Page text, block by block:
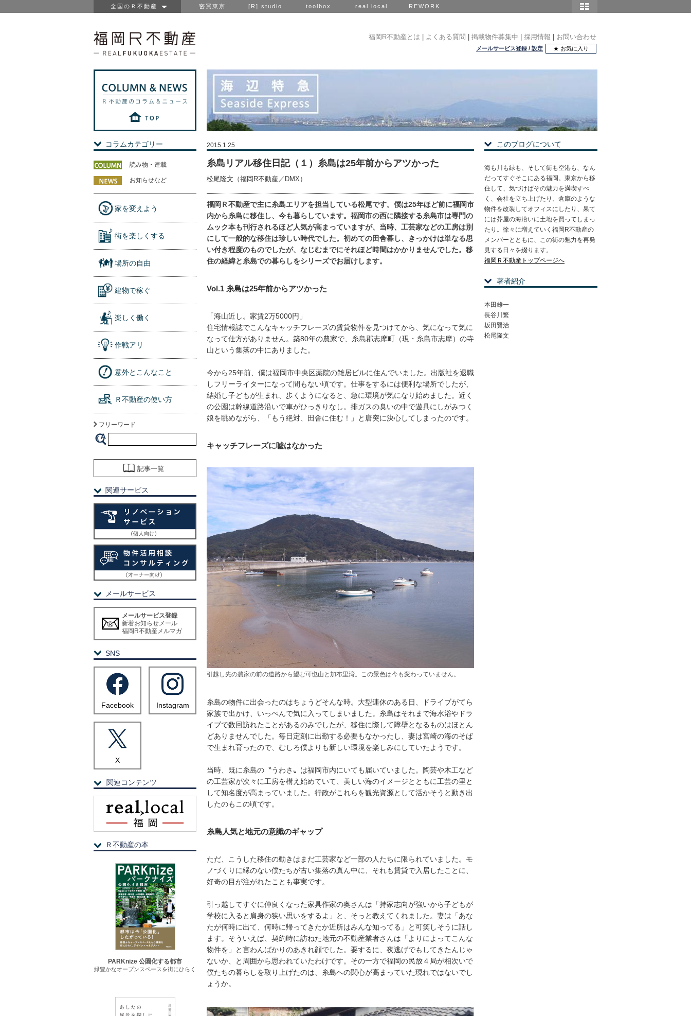
全国のＲ不動産 密買東京 [R] studio toolbox real local REWORK
福岡R不動産とは よくある質問 掲載物件募集中 採用情報 お問い合わせ
メールサービス登録 / 設定 ★ お気に入り
2015.1.25
糸島リアル移住日記（１）糸島は25年前からアツかった
松尾隆文（福岡R不動産／DMX）
福岡Ｒ不動産で主に糸島エリアを担当している松尾です。僕は25年ほど前に福岡市
内から糸島に移住し、今も暮らしています。福岡市の西に隣接する糸島市は専門の
ムック本も刊行されるほど人気が高まっていますが、当時、工芸家などの工房は別
にして一般的な移住は珍しい時代でした。初めての田舎暮し、きっかけは単なる思
い付き程度のものでしたが、なじむまでにそれほど時間はかかりませんでした。移
住の経緯と糸島での暮らしをシリーズでお届けします。
Vol.1 糸島は25年前からアツかった
「海山近し。家賃2万5000円」
住宅情報誌でこんなキャッチフレーズの賃貸物件を見つけてから、気になって気に
なって仕方がありません。築80年の農家で、糸島郡志摩町（現・糸島市志摩）の寺
山という集落の中にありました。
今から25年前、僕は福岡市中央区薬院の雑居ビルに住んでいました。出版社を退職
しフリーライターになって間もない頃です。仕事をするには便利な場所でしたが、
結婚し子どもが生まれ、歩くようになると、急に環境が気になり始めました。近く
の公園は幹線道路沿いで車がひっきりなし。排ガスの臭いの中で遊具にしがみつく
娘を眺めながら、「もう絶対、田舎に住む！」と唐突に決心してしまったのです。
キャッチフレーズに嘘はなかった
引越し先の農家の前の道路から望む可也山と加布里湾。この景色は今も変わっていません。
糸島の物件に出会ったのはちょうどそんな時。大型連休のある日、ドライブがてら
家族で出かけ、いっぺんで気に入ってしまいました。糸島はそれまで海水浴やドラ
イブで数回訪れたことがあるのみでしたが、移住に際して障壁となるものはほとん
どありませんでした。毎日定刻に出勤する必要もなかったし、妻は宮崎の海のそば
で生まれ育ったので、むしろ僕よりも新しい環境を楽しみにしていたようです。
当時、既に糸島の〝うわさ〟は福岡市内にいても届いていました。陶芸や木工など
の工芸家が次々に工房を構え始めていて、美しい海のイメージとともに工芸の里と
して知名度が高まっていました。行政がこれらを観光資源として活かそうと動き出
したのもこの頃です。
糸島人気と地元の意識のギャップ
ただ、こうした移住の動きはまだ工芸家など一部の人たちに限られていました。モ
ノづくりに縁のない僕たちが古い集落の真ん中に、それも賃貸で入居したことに、
好奇の目が注がれたことも事実です。
引っ越してすぐに仲良くなった家具作家の奥さんは「持家志向が強いから子どもが
学校に入ると肩身の狭い思いをするよ」と、そっと教えてくれました。妻は「あな
たが何時に出て、何時に帰ってきたか近所はみんな知ってる」と可笑しそうに話し
ます。そういえば、契約時に訪ねた地元の不動産業者さんは「よりによってこんな
物件を」と言わんばかりのあきれ顔でした。要するに、夜逃げでもしてきたんじゃ
ないか、と周囲から思われていたわけです。その一方で福岡の民放４局が相次いで
僕たちの暮らしを取り上げたのは、糸島への関心が高まっていた現れではないでし
ょうか。
このブログについて
海も川も緑も、そして街も空港も、なん
だってすぐそこにある福岡。東京から移
住して、気づけばその魅力を満喫すべ
く、会社を立ち上げたり、倉庫のような
物件を改装してオフィスにしたり、果て
には芥屋の海沿いに土地を買ってしまっ
たり。徐々に増えていく福岡R不動産の
メンバーとともに、この街の魅力を再発
見する日々を綴ります。
福岡Ｒ不動産トップページへ
著者紹介
本田雄一
長谷川繁
坂田賢治
松尾隆文
コラムカテゴリー
読み物・連載
お知らせなど
家を変えよう
街を楽しくする
場所の自由
建物で稼ぐ
楽しく働く
作戦アリ
意外とこんなこと
Ｒ不動産の使い方
フリーワード
記事一覧
関連サービス
メールサービス
メールサービス登録
新着お知らせメール
福岡R不動産メルマガ
SNS
Facebook Instagram
X
関連コンテンツ
Ｒ不動産の本
PARKnize 公園化する都市
緑豊かなオープンスペースを街にひらく